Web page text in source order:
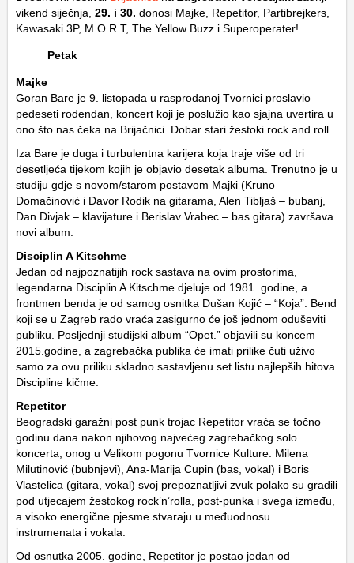
vikend siječnja, 29. i 30. donosi Majke, Repetitor, Partibrejkers,
Kawasaki 3P, M.O.R.T, The Yellow Buzz i Superoperater!
Petak
Majke
Goran Bare je 9. listopada u rasprodanoj Tvornici proslavio
pedeseti rođendan, koncert koji je poslužio kao sjajna uvertira u
ono što nas čeka na Brijačnici. Dobar stari žestoki rock and roll.
Iza Bare je duga i turbulentna karijera koja traje više od tri
desetljeća tijekom kojih je objavio desetak albuma. Trenutno je u
studiju gdje s novom/starom postavom Majki (Kruno
Domačinović i Davor Rodik na gitarama, Alen Tibljaš – bubanj,
Dan Divjak – klavijature i Berislav Vrabec – bas gitara) završava
novi album.
Disciplin A Kitschme
Jedan od najpoznatijih rock sastava na ovim prostorima,
legendarna Disciplin A Kitschme djeluje od 1981. godine, a
frontmen benda je od samog osnitka Dušan Kojić – “Koja”. Bend
koji se u Zagreb rado vraća zasigurno će još jednom oduševiti
publiku. Posljednji studijski album “Opet.” objavili su koncem
2015.godine, a zagrebačka publika će imati prilike čuti uživo
samo za ovu priliku skladno sastavljenu set listu najlepših hitova
Discipline kičme.
Repetitor
Beogradski garažni post punk trojac Repetitor vraća se točno
godinu dana nakon njihovog najvećeg zagrebačkog solo
koncerta, onog u Velikom pogonu Tvornice Kulture. Milena
Milutinović (bubnjevi), Ana-Marija Cupin (bas, vokal) i Boris
Vlastelica (gitara, vokal) svoj prepoznatljivi zvuk polako su gradili
pod utjecajem žestokog rock’n’rolla, post-punka i svega između,
a visoko energične pjesme stvaraju u međuodnosu
instrumenata i vokala.
Od osnutka 2005. godine, Repetitor je postao jedan od